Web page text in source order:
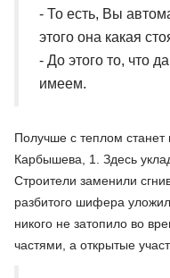
- То есть, Вы
этого она какая
- До этого то, что
имеем.
Получше с теплом станет
Карбышева, 1. Здесь
Строители заменили
разбитого шифера
никого не затопило во
частями, а открытые